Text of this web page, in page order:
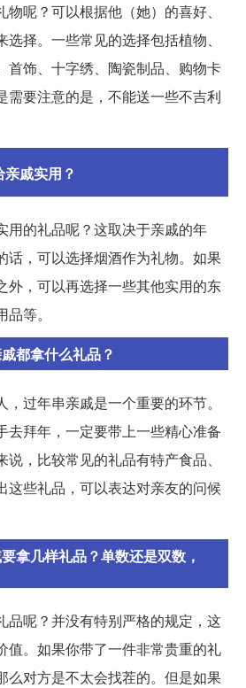
呢？可以根据他（她）的喜好、
择。一些常见的选择包括植物、
首饰、十字绣、陶瓷制品、购物卡
需要注意的是，不能送一些不吉利
亲戚实用？
用的礼品呢？这取决于亲戚的年
话，可以选择烟酒作为礼物。如果
外，可以再选择一些其他实用的东
等。
都拿什么礼品？
过年串亲戚是一个重要的环节。
去拜年，一定要带上一些精心准备
，比较常见的礼品有特产食品、
这些礼品，可以表达对亲友的问候
拿几样礼品？单数还是双数，
品呢？并没有特别严格的规定，这
值。如果你带了一件非常贵重的礼
么对方是不太会找茬的。但是如果